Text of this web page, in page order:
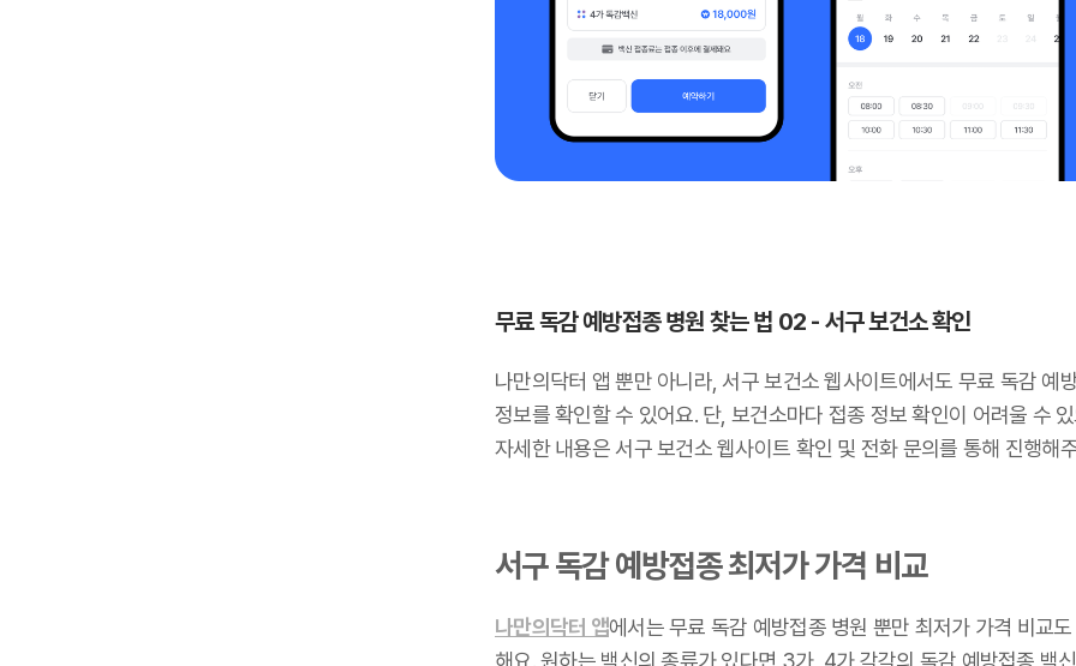
무료 독감 예방접종 병원 찾는 법 02 - 서구 보건소 확인
나만의닥터 앱 뿐만 아니라, 서구 보건소 웹사이트에서도 무료 독감 예
정보를 확인할 수 있어요. 단, 보건소마다 접종 정보 확인이 어려울 수
자세한 내용은 서구 보건소 웹사이트 확인 및 전화 문의를 통해 진행해
서구 독감 예방접종 최저가 가격 비교
나만의닥터 앱에서는 무료 독감 예방접종 병원 뿐만 최저가 가격 비교
해요. 원하는 백신의 종류가 있다면 3가, 4가 각각의 독감 예방접종 백